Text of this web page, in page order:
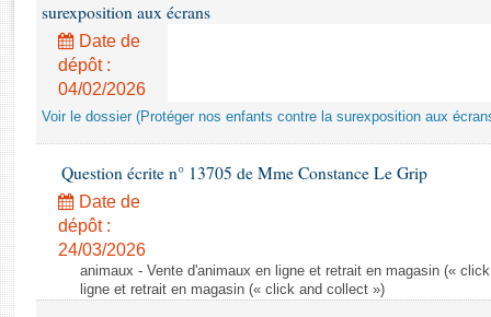
Rapports d'enquête
Rapports législatifs
Rapports sur l'application des lois
Baromètre de l’application des lois
Dossiers législatifs
Budget et sécurité sociale
Questions écrites et orales
Comptes rendus des débats
surexposition aux écrans
Date de
dépôt :
04/02/2026
Voir le dossier (Protéger nos enfants contre la surexposition aux
Question écrite n° 13705 de Mme Constance Le Grip
Date de
dépôt :
24/03/2026
animaux - Vente d'animaux en ligne et retrait en magasin («
ligne et retrait en magasin (« click and collect »)